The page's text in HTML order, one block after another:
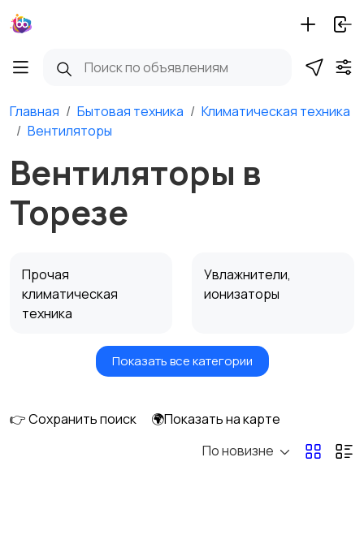
Главная Бытовая техника
Климатическая техника
Вентиляторы
Вентиляторы в
Торезе
Прочая
климатическая
техника
Увлажнители,
ионизаторы
Вентиляторы Обогреватели
Кондиционеры и
Показать все категории
👉 Сохранить поиск
🌍Показать на карте
По новизне